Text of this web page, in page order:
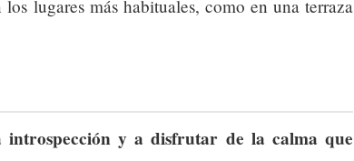
lugares más habituales, como en una terraza
y a disfrutar de la calma que